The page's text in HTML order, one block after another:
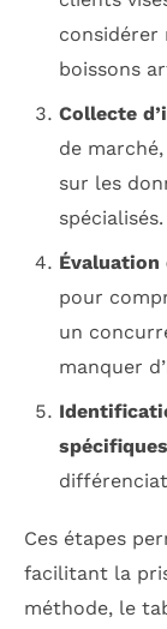
considérer
boissons
Collecte
de
sur les
spécialisés.
pour
un
manquer
spécifiques
Ces étapes
facilitant la
méthode, le